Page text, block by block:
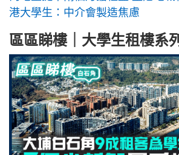
港大學生：中介會製造焦慮
區區睇樓｜大學生租樓系